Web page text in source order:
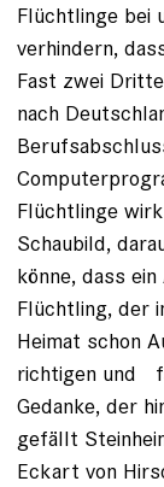
Flüchtlinge bei
verhindern,
Fast zwei
nach
Flüchtlinge
Schaubild,
könne, dass
Flüchtling, der
Heimat schon
richtigen und
Gedanke, der
gefällt
Eckart von